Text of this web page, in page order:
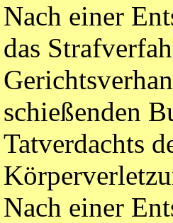
Nach einer
das
schießenden
Tatverdachts
Nach einer